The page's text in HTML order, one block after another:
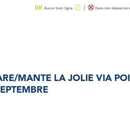
MANTE LA JOLIE VIA